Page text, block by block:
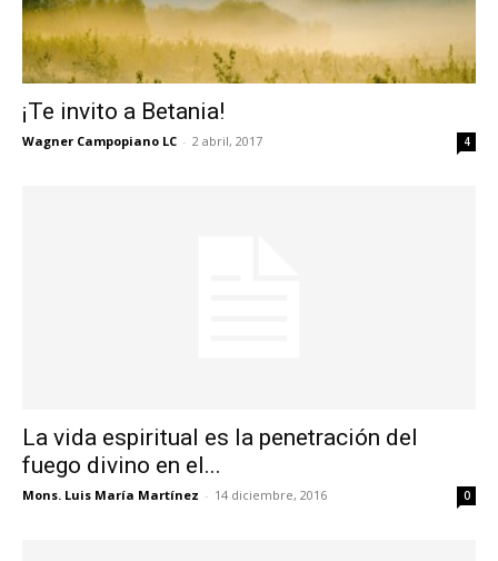
¡Te invito a Betania!
Wagner Campopiano LC - 2 abril, 2017 4
La vida espiritual es la penetración del
fuego divino en el...
Mons. Luis María Martínez - 14 diciembre, 2016 0